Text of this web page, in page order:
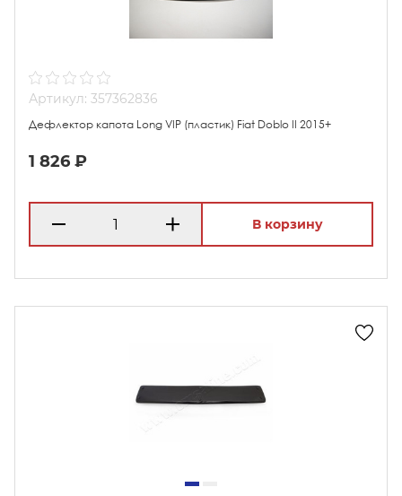
Артикул: 357362836
Дефлектор капота Long VIP (пластик) Fiat Doblo II 2015+
1 826 ₽
В корзину